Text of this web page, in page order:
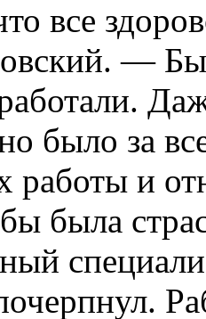
все
—
было за
работы и
была